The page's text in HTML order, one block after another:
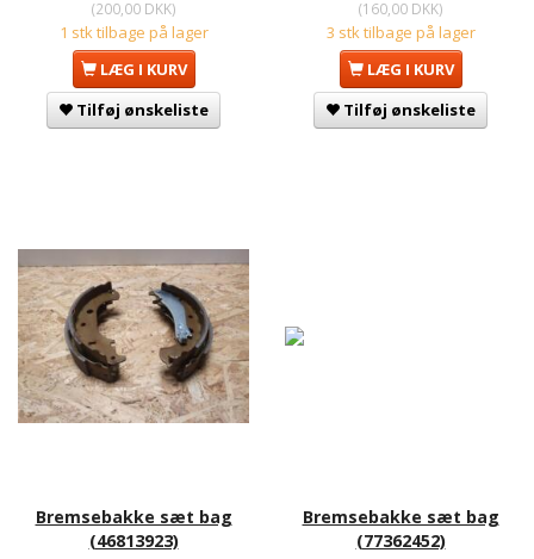
(200,00 DKK)
1 stk tilbage på lager
LÆG I KURV
Tilføj ønskeliste
(160,00 DKK)
3 stk tilbage på lager
LÆG I KURV
Tilføj ønskeliste
Bremsebakke sæt bag
(46813923)
Bremsebakke sæt bag
(77362452)